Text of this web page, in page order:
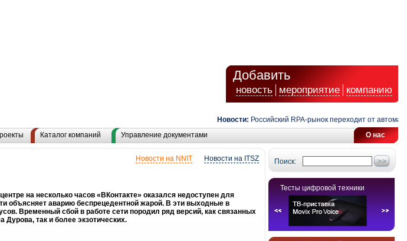
Добавить
новость мероприятие компанию
Новости: Российский RPA-рынок переходит от
О нас
Каталог компаний Управление документами
Поиск:
Тесты цифровой техники
Новости на ITSZ
Новости на NNIT
на несколько часов «ВКонтакте» оказался недоступен для
объясняет аварию беспрецедентной жарой. В эти выходные в
Временный сбой в работе сети породил ряд версий, как связанных
так и более экзотических.